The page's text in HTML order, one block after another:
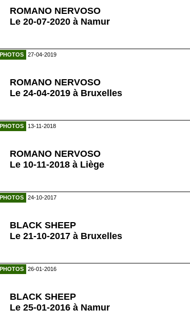
ROMANO NERVOSO
Le 20-07-2020 à Namur
PHOTOS 27-04-2019
ROMANO NERVOSO
Le 24-04-2019 à Bruxelles
PHOTOS 13-11-2018
ROMANO NERVOSO
Le 10-11-2018 à Liège
PHOTOS 24-10-2017
BLACK SHEEP
Le 21-10-2017 à Bruxelles
PHOTOS 26-01-2016
BLACK SHEEP
Le 25-01-2016 à Namur